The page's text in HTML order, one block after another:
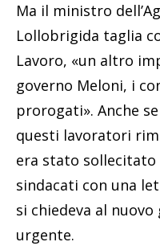
Ma il ministro
Lollobrigida taglia
Lavoro, «un altro
governo Meloni, i
prorogati». Anche
questi lavoratori
era stato sollecitato
sindacati con una
si chiedeva al
urgente.